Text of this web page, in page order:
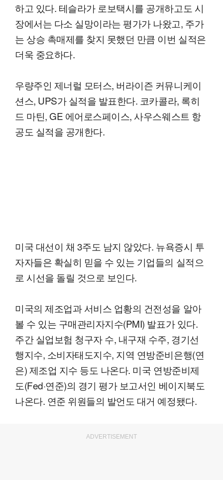
하고 있다. 테슬라가 로보택시를 공개하고도 시
장에서는 다소 실망이라는 평가가 나왔고, 주가
는 상승 촉매제를 찾지 못했던 만큼 이번 실적은
더욱 중요하다.
우량주인 제너럴 모터스, 버라이즌 커뮤니케이
션스, UPS가 실적을 발표한다. 코카콜라, 록히
드 마틴, GE 에어로스페이스, 사우스웨스트 항
공도 실적을 공개한다.
미국 대선이 채 3주도 남지 않았다. 뉴욕증시 투
자자들은 확실히 믿을 수 있는 기업들의 실적으
로 시선을 돌릴 것으로 보인다.
미국의 제조업과 서비스 업황의 건전성을 알아
볼 수 있는 구매관리자지수(PMI) 발표가 있다.
주간 실업보험 청구자 수, 내구재 수주, 경기선
행지수, 소비자태도지수, 지역 연방준비은행(연
은) 제조업 지수 등도 나온다. 미국 연방준비제
도(Fed·연준)의 경기 평가 보고서인 베이지북도
나온다. 연준 위원들의 발언도 대거 예정됐다.
ADVERTISEMENT